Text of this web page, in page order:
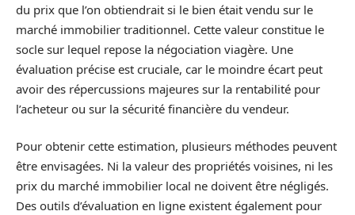
du prix que l’on obtiendrait si le bien était vendu sur le
marché immobilier traditionnel. Cette valeur constitue le
socle sur lequel repose la négociation viagère. Une
évaluation précise est cruciale, car le moindre écart peut
avoir des répercussions majeures sur la rentabilité pour
l’acheteur ou sur la sécurité financière du vendeur.
Pour obtenir cette estimation, plusieurs méthodes peuvent
être envisagées. Ni la valeur des propriétés voisines, ni les
prix du marché immobilier local ne doivent être négligés.
Des outils d’évaluation en ligne existent également pour